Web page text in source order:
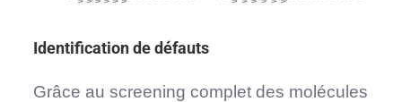
Identification de défauts
Grâce au screening complet des molécules